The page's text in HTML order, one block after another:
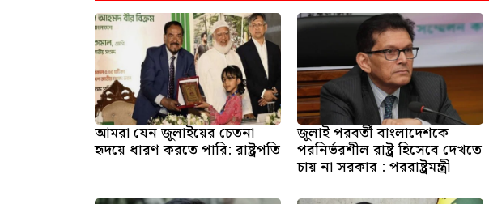
আমরা যেন জুলাইয়ের চেতনা
হৃদয়ে ধারণ করতে পারি: রাষ্ট্রপতি
জুলাই পরবর্তী বাংলাদেশকে
পরনির্ভরশীল রাষ্ট্র হিসেবে দেখতে
চায় না সরকার : পররাষ্ট্রমন্ত্রী